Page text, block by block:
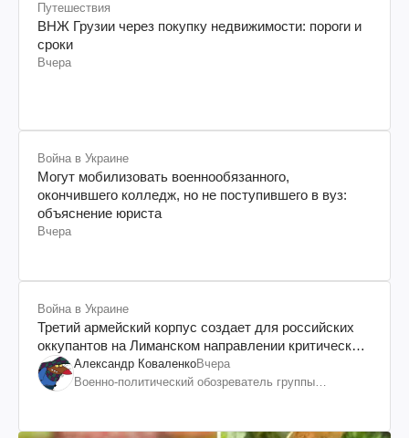
Путешествия
ВНЖ Грузии через покупку недвижимости: пороги и
сроки
Вчера
Война в Украине
Могут мобилизовать военнообязанного,
окончившего колледж, но не поступившего в вуз:
объяснение юриста
Вчера
Война в Украине
Третий армейский корпус создает для российских
оккупантов на Лиманском направлении критический
дискомфорт: как это удалось
Александр КоваленкоВчера
Военно-политический обозреватель группы